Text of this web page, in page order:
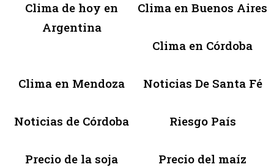
Clima de hoy en
Argentina
Clima en Buenos Aires
Clima en Córdoba
Clima en Mendoza Noticias De Santa Fé
Noticias de Córdoba Riesgo País
Precio de la soja Precio del maíz